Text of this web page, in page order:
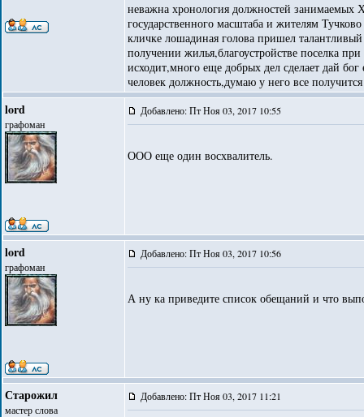
неважна хронология должностей занимаемых
государственного масштаба и жителям
кличке лошадиная голова пришел
получении жилья,благоустройстве поселка
исходит,много еще добрых дел сделает дай
человек должность,думаю у него все
lord
графоман
Добавлено: Пт Ноя 03, 2017 10:55
ООО еще один восхвалитель.
lord
графоман
Добавлено: Пт Ноя 03, 2017 10:56
А ну ка приведите список обещаний и что
Старожил
мастер слова
Добавлено: Пт Ноя 03, 2017 11:21